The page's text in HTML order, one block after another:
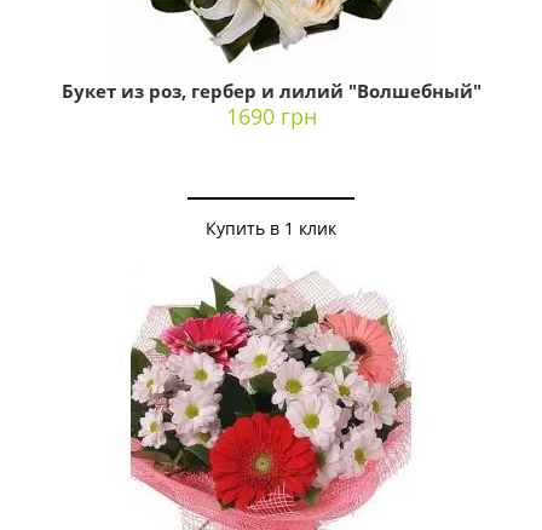
Букет из роз, гербер и лилий "Волшебный"
1690 грн
Купить в 1 клик